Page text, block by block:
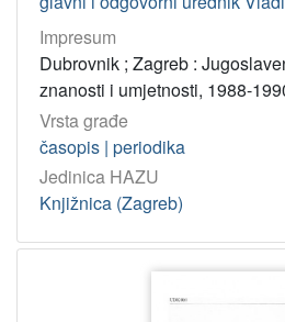
Impresum
Dubrovnik ; Zagreb :
znanosti i umjetnosti, 1988-
Vrsta građe
časopis | periodika
Jedinica HAZU
Knjižnica (Zagreb)